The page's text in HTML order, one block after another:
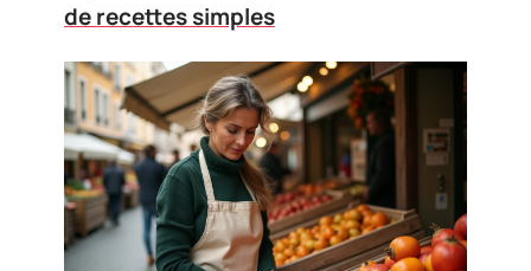
de recettes simples